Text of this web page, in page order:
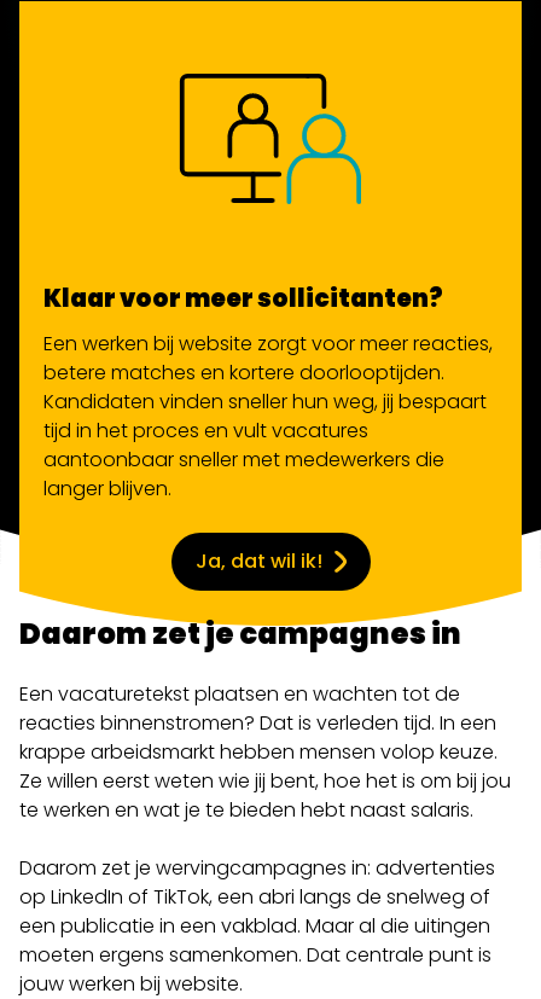
Klaar voor meer sollicitanten?
Een werken bij website zorgt voor meer reacties,
betere matches en kortere doorlooptijden.
Kandidaten vinden sneller hun weg, jij bespaart
tijd in het proces en vult vacatures
aantoonbaar sneller met medewerkers die
langer blijven.
Ja, dat wil ik!
Daarom zet je campagnes in
Een vacaturetekst plaatsen en wachten tot de
reacties binnenstromen? Dat is verleden tijd. In een
krappe arbeidsmarkt hebben mensen volop keuze.
Ze willen eerst weten wie jij bent, hoe het is om bij jou
te werken en wat je te bieden hebt naast salaris.
Daarom zet je wervingcampagnes in: advertenties
op LinkedIn of TikTok, een abri langs de snelweg of
een publicatie in een vakblad. Maar al die uitingen
moeten ergens samenkomen. Dat centrale punt is
jouw werken bij website.